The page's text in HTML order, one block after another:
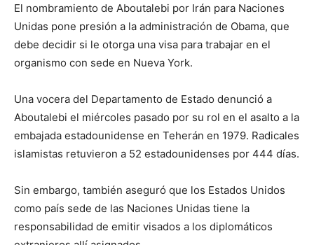
El nombramiento de Aboutalebi por Irán para Naciones
Unidas pone presión a la administración de Obama, que
debe decidir si le otorga una visa para trabajar en el
organismo con sede en Nueva York.
Una vocera del Departamento de Estado denunció a
Aboutalebi el miércoles pasado por su rol en el asalto a la
embajada estadounidense en Teherán en 1979. Radicales
islamistas retuvieron a 52 estadounidenses por 444 días.
Sin embargo, también aseguró que los Estados Unidos
como país sede de las Naciones Unidas tiene la
responsabilidad de emitir visados a los diplomáticos